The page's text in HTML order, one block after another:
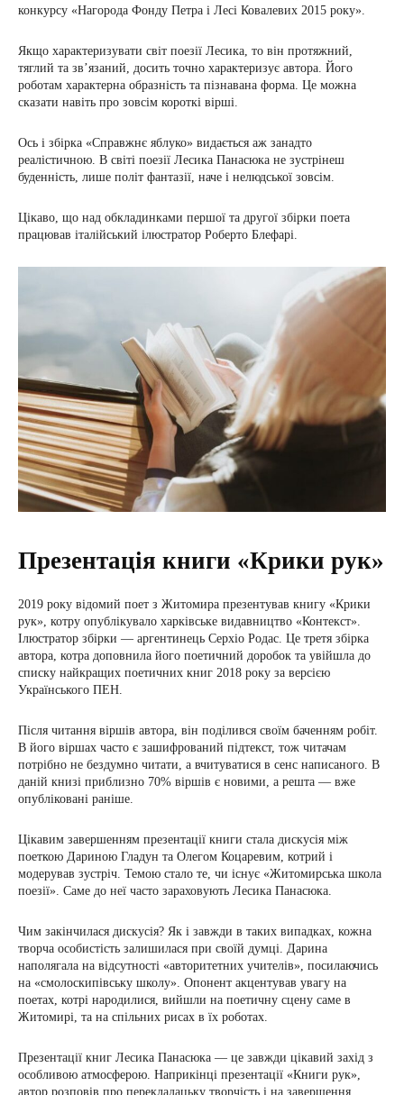
конкурсу «Нагорода Фонду Петра і Лесі Ковалевих 2015 року».
Якщо характеризувати світ поезії Лесика, то він протяжний,
тяглий та зв’язаний, досить точно характеризує автора. Його
роботам характерна образність та пізнавана форма. Це можна
сказати навіть про зовсім короткі вірші.
Ось і збірка «Справжнє яблуко» видається аж занадто
реалістичною. В світі поезії Лесика Панасюка не зустрінеш
буденність, лише політ фантазії, наче і нелюдської зовсім.
Цікаво, що над обкладинками першої та другої збірки поета
працював італійський ілюстратор Роберто Блефарі.
Презентація книги «Крики рук»
2019 року відомий поет з Житомира презентував книгу «Крики
рук», котру опублікувало харківське видавництво «Контекст».
Ілюстратор збірки — аргентинець Серхіо Родас. Це третя збірка
автора, котра доповнила його поетичний доробок та увійшла до
списку найкращих поетичних книг 2018 року за версією
Українського ПЕН.
Після читання віршів автора, він поділився своїм баченням робіт.
В його віршах часто є зашифрований підтекст, тож читачам
потрібно не бездумно читати, а вчитуватися в сенс написаного. В
даній книзі приблизно 70% віршів є новими, а решта — вже
опубліковані раніше.
Цікавим завершенням презентації книги стала дискусія між
поеткою Дариною Гладун та Олегом Коцаревим, котрий і
модерував зустріч. Темою стало те, чи існує «Житомирська школа
поезії». Саме до неї часто зараховують Лесика Панасюка.
Чим закінчилася дискусія? Як і завжди в таких випадках, кожна
творча особистість залишилася при своїй думці. Дарина
наполягала на відсутності «авторитетних учителів», посилаючись
на «смолоскипівську школу». Опонент акцентував увагу на
поетах, котрі народилися, вийшли на поетичну сцену саме в
Житомирі, та на спільних рисах в їх роботах.
Презентації книг Лесика Панасюка — це завжди цікавий захід з
особливою атмосферою. Наприкінці презентації «Книги рук»,
автор розповів про перекладацьку творчість і на завершення